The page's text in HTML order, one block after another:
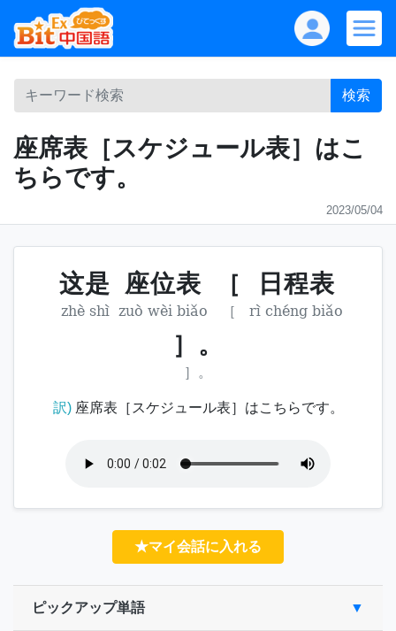
検索
座席表［スケジュール表］はこ
ちらです。
2023/05/04
这是 座位表 ［ 日程表
zhè shì zuò wèi biǎo ［ rì chéng biǎo
］。
］。
訳)座席表［スケジュール表］はこちらです。
★マイ会話に入れる
ピックアップ単語